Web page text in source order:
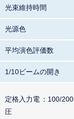
光束維持時間
光源色
平均演色評価数
1/10ビームの開き
定格入力電
圧
100/